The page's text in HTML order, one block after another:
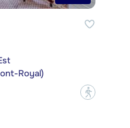
Royal)
?